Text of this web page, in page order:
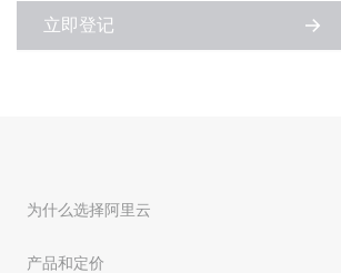
立即登记
为什么选择阿里云
产品和定价